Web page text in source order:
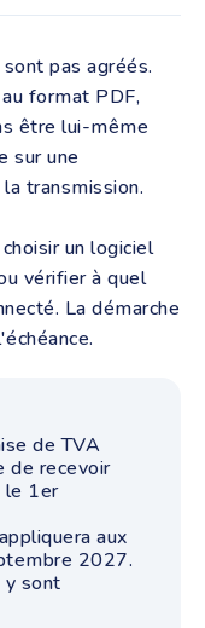
pas agréés.
format PDF,
être lui-même
sur une
transmission.
un logiciel
vérifier à quel
La démarche
de TVA
de recevoir
le 1er
aux
2027.
y sont